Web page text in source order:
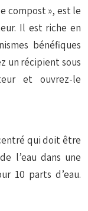
compost », est le
Il est riche en
bénéfiques
un récipient sous
et ouvrez-le
qui doit être
l’eau dans une
10 parts d’eau.